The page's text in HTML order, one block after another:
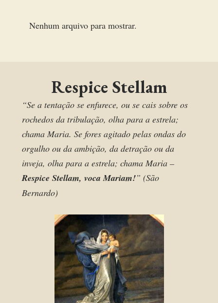
Nenhum arquivo para mostrar.
Respice Stellam
“Se a tentação se enfurece, ou se cais sobre os
rochedos da tribulação, olha para a estrela;
chama Maria. Se fores agitado pelas ondas do
orgulho ou da ambição, da detração ou da
inveja, olha para a estrela; chama Maria –
Respice Stellam, voca Mariam!” (São
Bernardo)